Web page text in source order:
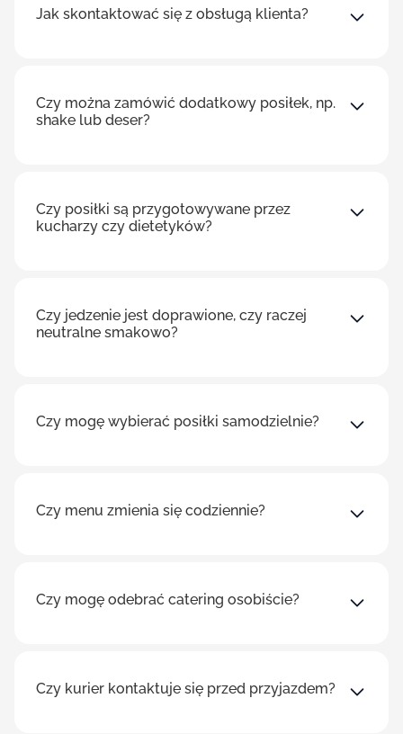
Jak skontaktować się z obsługą klienta?
Czy można zamówić dodatkowy posiłek, np.
shake lub deser?
Czy posiłki są przygotowywane przez
kucharzy czy dietetyków?
Czy jedzenie jest doprawione, czy raczej
neutralne smakowo?
Czy mogę wybierać posiłki samodzielnie?
Czy menu zmienia się codziennie?
Czy mogę odebrać catering osobiście?
Czy kurier kontaktuje się przed przyjazdem?